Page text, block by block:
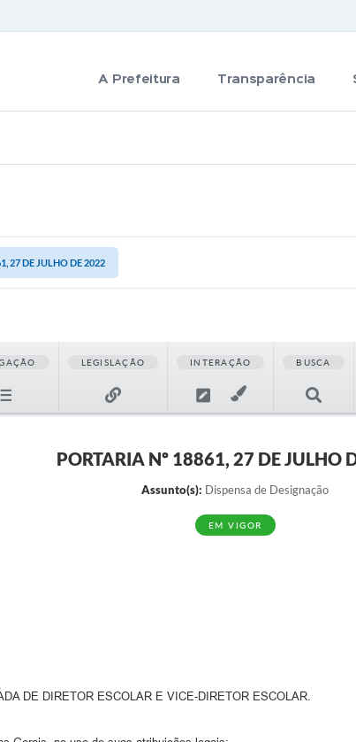
A Prefeitura Transparência
27 DE JULHO DE 2022
LEGISLAÇÃO INTERAÇÃO BUSCA
PORTARIA Nº 18861, 27 DE JULHO
Assunto(s): Dispensa de Designação
EM VIGOR
DE DIRETOR ESCOLAR E VICE-DIRETOR ESCOLAR.